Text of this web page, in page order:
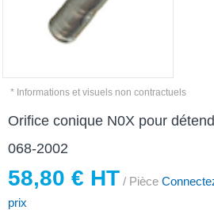
* Informations et visuels non contractuels
Orifice conique N0X pour
068-2002
58,80 € HT / Pièce
prix